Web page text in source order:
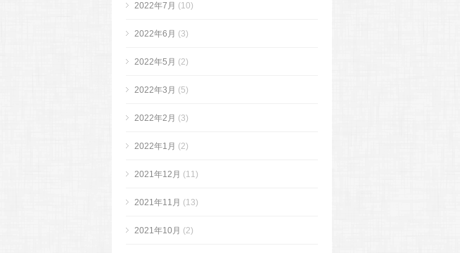
2022年7月 (10)
2022年6月 (3)
2022年5月 (2)
2022年3月 (5)
2022年2月 (3)
2022年1月 (2)
2021年12月 (11)
2021年11月 (13)
2021年10月 (2)